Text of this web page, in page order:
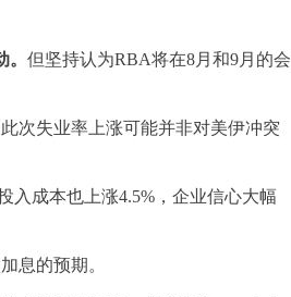
但坚持认为RBA将在8月和9月的会
次失业率上涨可能并非对美伊冲突
入成本也上涨4.5%，企业信心大幅
息的预期。